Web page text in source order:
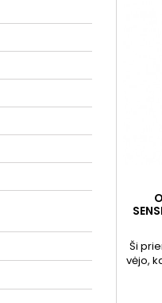
Ši
vėjo,